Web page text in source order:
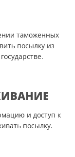
таможенных
посылку из
и доступ к
посылку.